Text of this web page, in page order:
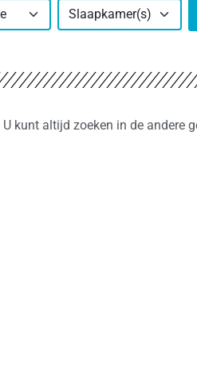
Slaapkamer(s)
kunt altijd zoeken in de andere